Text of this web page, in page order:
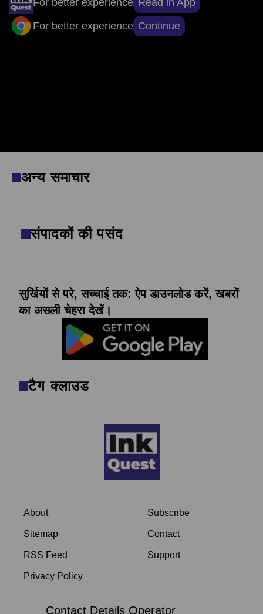
For better experience
For better experience Continue
अन्य समाचार
संपादकों की पसंद
सुर्खियों से परे, सच्चाई तक: ऐप डाउनलोड करें, खबरों
का असली चेहरा देखें।
टैग क्लाउड
About
Sitemap
RSS Feed
Privacy Policy
Subscribe
Contact
Support
Contact Details Operator